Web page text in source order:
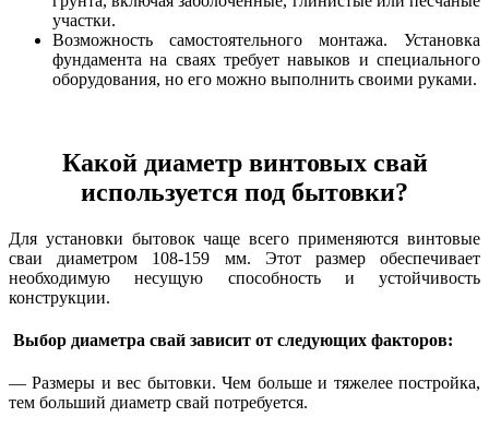
участки.
Возможность самостоятельного монтажа. Установка
фундамента на сваях требует навыков и специального
оборудования, но его можно выполнить своими руками.
Какой диаметр винтовых свай
используется под бытовки?
Для установки бытовок чаще всего применяются винтовые
сваи диаметром 108-159 мм. Этот размер обеспечивает
необходимую несущую способность и устойчивость
конструкции.
Выбор диаметра свай зависит от следующих факторов:
— Размеры и вес бытовки. Чем больше и тяжелее постройка,
тем больший диаметр свай потребуется.